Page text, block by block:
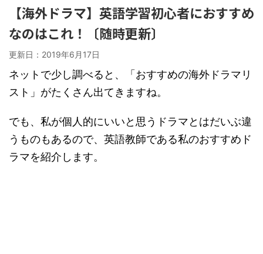
【海外ドラマ】英語学習初心者におすすめ
なのはこれ！〔随時更新〕
更新日： 2019年6月17日
ネットで少し調べると、「おすすめの海外ドラマリ
スト」がたくさん出てきますね。
でも、私が個人的にいいと思うドラマとはだいぶ違
うものもあるので、英語教師である私のおすすめド
ラマを紹介します。